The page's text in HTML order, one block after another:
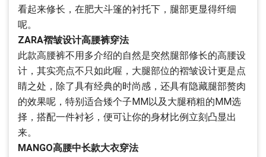
看起来修长，在肥大斗篷的衬托下，腿部更显得纤细
呢。
ZARA褶皱设计高腰裤穿法
此款高腰裤不用多介绍的自然是突然腿部修长的高腰设
计，其实亮点不只如此喔，大腿部位的褶皱设计更是点
睛之处，除了具有经典的时尚感，还具有隐藏腿部赘肉
的效果呢，特别适合矮个子MM以及大腿稍粗的MM选
择，搭配一件衬衫，便可让你的身材比例立刻凸显出
来。
MANGO高腰中长款大衣穿法